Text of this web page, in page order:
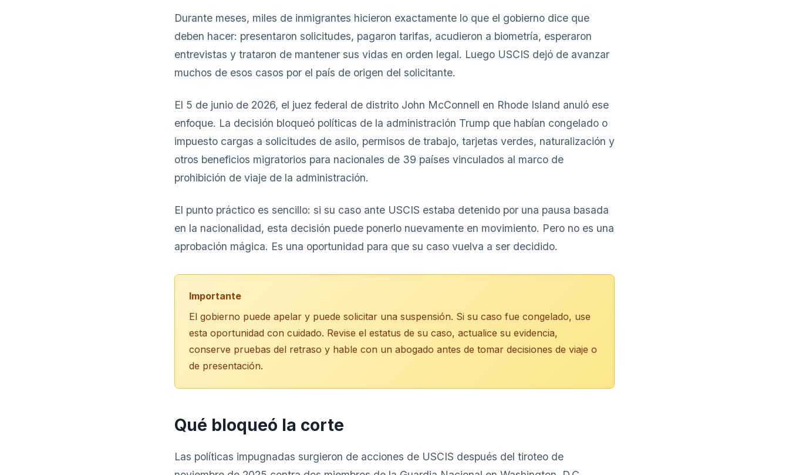
Durante meses, miles de inmigrantes hicieron exactamente lo que el gobierno dice que
deben hacer: presentaron solicitudes, pagaron tarifas, acudieron a biometría, esperaron
entrevistas y trataron de mantener sus vidas en orden legal. Luego USCIS dejó de avanzar
muchos de esos casos por el país de origen del solicitante.
El 5 de junio de 2026, el juez federal de distrito John McConnell en Rhode Island anuló ese
enfoque. La decisión bloqueó políticas de la administración Trump que habían congelado o
impuesto cargas a solicitudes de asilo, permisos de trabajo, tarjetas verdes, naturalización y
otros beneficios migratorios para nacionales de 39 países vinculados al marco de
prohibición de viaje de la administración.
El punto práctico es sencillo: si su caso ante USCIS estaba detenido por una pausa basada
en la nacionalidad, esta decisión puede ponerlo nuevamente en movimiento. Pero no es una
aprobación mágica. Es una oportunidad para que su caso vuelva a ser decidido.
Importante
El gobierno puede apelar y puede solicitar una suspensión. Si su caso fue congelado, use
esta oportunidad con cuidado. Revise el estatus de su caso, actualice su evidencia,
conserve pruebas del retraso y hable con un abogado antes de tomar decisiones de viaje o
de presentación.
Qué bloqueó la corte
Las políticas impugnadas surgieron de acciones de USCIS después del tiroteo de